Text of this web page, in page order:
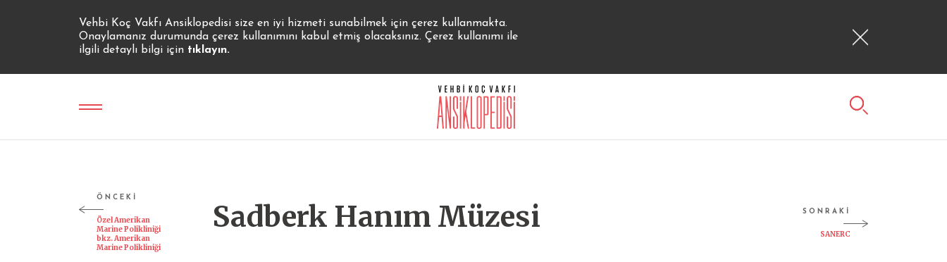
Vehbi Koç Vakfı Ansiklopedisi size en iyi hizmeti sunabilmek için çerez kullanmakta.
Onaylamanız durumunda çerez kullanımını kabul etmiş olacaksınız. Çerez kullanımı ile
ilgili detaylı bilgi için tıklayın.
ÖNCEKİ
Özel Amerikan
Marine Polikliniği
bkz. Amerikan
Marine Polikliniği
Sadberk Hanım Müzesi SONRAKİ
SANERC